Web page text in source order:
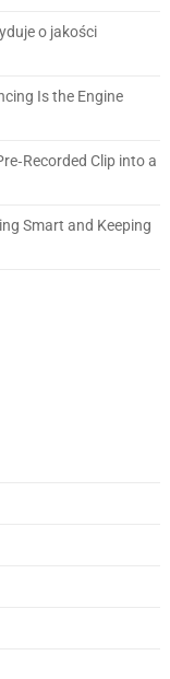
o jakości
Is the Engine
Clip into a
Smart and Keeping